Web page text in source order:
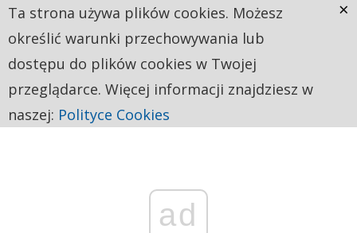
ad
Ta strona używa plików cookies. Możesz
określić warunki przechowywania lub
dostępu do plików cookies w Twojej
przeglądarce. Więcej informacji znajdziesz w
naszej: Polityce Cookies
×